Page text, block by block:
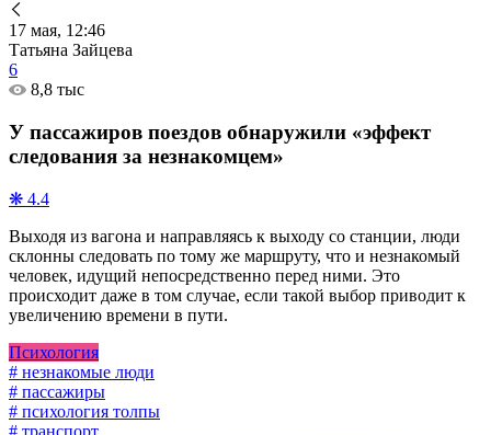
17 мая, 12:46
Татьяна Зайцева
6
8,8 тыс
У пассажиров поездов обнаружили «эффект
следования за незнакомцем»
❋ 4.4
Выходя из вагона и направляясь к выходу со станции, люди
склонны следовать по тому же маршруту, что и незнакомый
человек, идущий непосредственно перед ними. Это
происходит даже в том случае, если такой выбор приводит к
увеличению времени в пути.
Психология
# незнакомые люди
# пассажиры
# психология толпы